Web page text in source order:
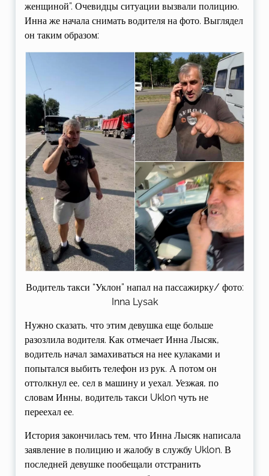
женщиной”. Очевидцы ситуации вызвали полицию.
Инна же начала снимать водителя на фото. Выглядел
он таким образом:
Водитель такси “Уклон” напал на пассажирку/ фото:
Inna Lysak
Нужно сказать, что этим девушка еще больше
разозлила водителя. Как отмечает Инна Лысяк,
водитель начал замахиваться на нее кулаками и
попытался выбить телефон из рук. А потом он
оттолкнул ее, сел в машину и уехал. Уезжая, по
словам Инны, водитель такси Uklon чуть не
переехал ее.
История закончилась тем, что Инна Лысяк написала
заявление в полицию и жалобу в службу Uklon. В
последней девушке пообещали отстранить